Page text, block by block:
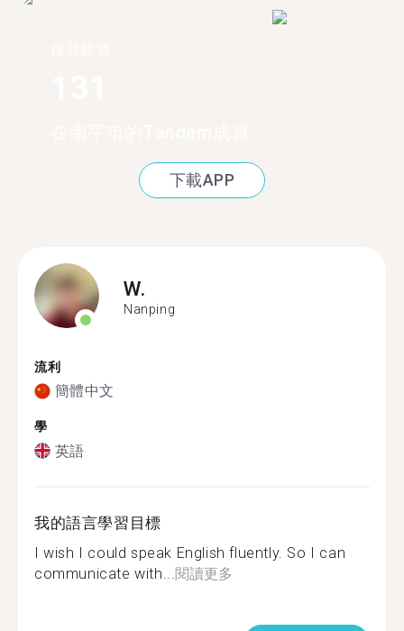
下載APP
W.
Nanping
流利
簡體中文
學
英語
我的語言學習目標
I wish I could speak English fluently. So I can
communicate with... 閱讀更多